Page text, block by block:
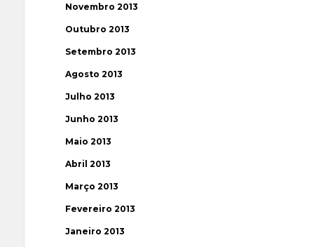
Novembro 2013
Outubro 2013
Setembro 2013
Agosto 2013
Julho 2013
Junho 2013
Maio 2013
Abril 2013
Março 2013
Fevereiro 2013
Janeiro 2013